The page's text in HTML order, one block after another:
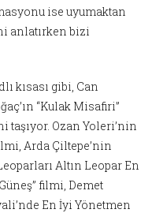
ise uyumaktan
anlatırken bizi
kısası gibi, Can
“Kulak Misafiri”
Ozan Yoleri’nin
Arda Çiltepe’nin
Altın Leopar En
filmi, Demet
En İyi Yönetmen